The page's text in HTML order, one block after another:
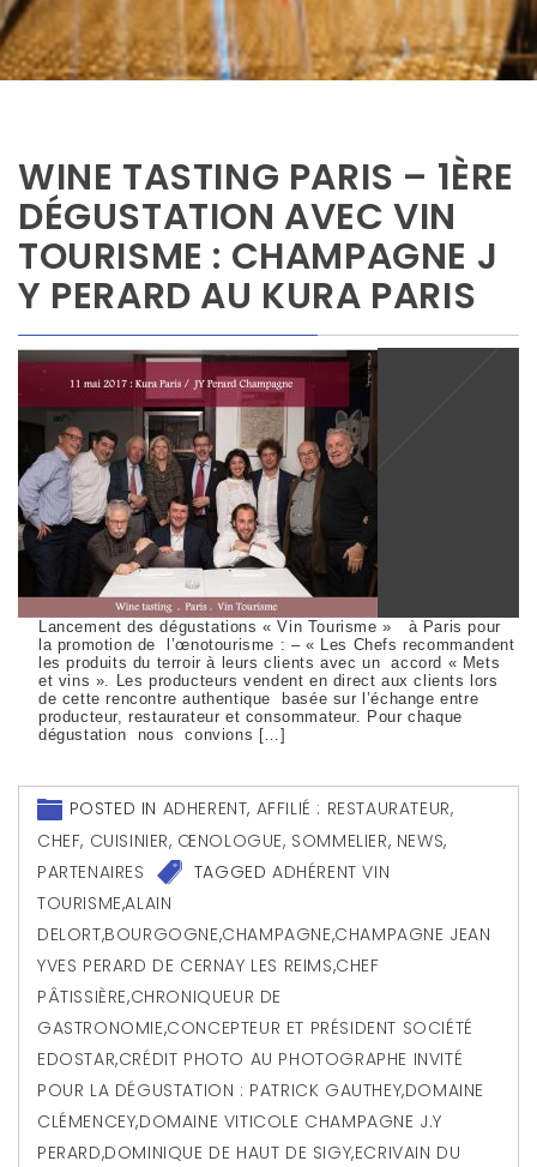
WINE TASTING PARIS – 1ÈRE
DÉGUSTATION AVEC VIN
TOURISME : CHAMPAGNE J
Y PERARD AU KURA PARIS
Lancement des dégustations « Vin Tourisme » à Paris pour
la promotion de l’œnotourisme : – « Les Chefs recommandent
les produits du terroir à leurs clients avec un accord « Mets
et vins ». Les producteurs vendent en direct aux clients lors
de cette rencontre authentique basée sur l’échange entre
producteur, restaurateur et consommateur. Pour chaque
dégustation nous convions […]
POSTED IN ADHERENT, AFFILIÉ : RESTAURATEUR,
CHEF, CUISINIER, ŒNOLOGUE, SOMMELIER, NEWS,
PARTENAIRES
TAGGEDADHÉRENT VIN
TOURISME,ALAIN
DELORT,BOURGOGNE,CHAMPAGNE,CHAMPAGNE JEAN
YVES PERARD DE CERNAY LES REIMS,CHEF
PÂTISSIÈRE,CHRONIQUEUR DE
GASTRONOMIE,CONCEPTEUR ET PRÉSIDENT SOCIÉTÉ
EDOSTAR,CRÉDIT PHOTO AU PHOTOGRAPHE INVITÉ
POUR LA DÉGUSTATION : PATRICK GAUTHEY,DOMAINE
CLÉMENCEY,DOMAINE VITICOLE CHAMPAGNE J.Y
PERARD,DOMINIQUE DE HAUT DE SIGY,ECRIVAIN DU